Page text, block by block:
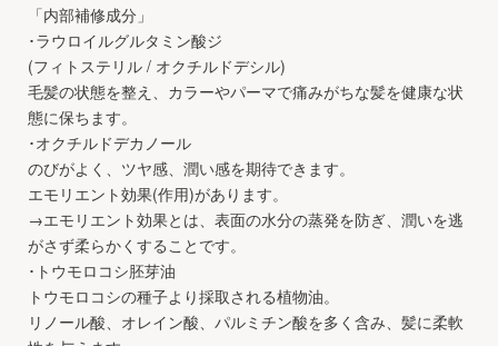
「内部補修成分」
･ラウロイルグルタミン酸ジ
(フィトステリル / オクチルドデシル)
毛髪の状態を整え、カラーやパーマで痛みがちな髪を健康な状
態に保ちます。
･オクチルドデカノール
のびがよく、ツヤ感、潤い感を期待できます。
エモリエント効果(作用)があります。
→エモリエント効果とは、表面の水分の蒸発を防ぎ、潤いを逃
がさず柔らかくすることです。
･トウモロコシ胚芽油
トウモロコシの種子より採取される植物油。
リノール酸、オレイン酸、パルミチン酸を多く含み、髪に柔軟